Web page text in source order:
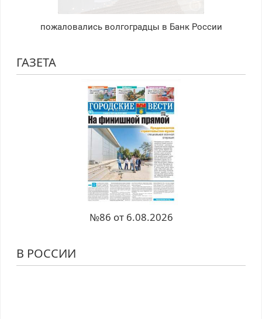
пожаловались волгоградцы в Банк России
ГАЗЕТА
№86 от 6.08.2026
В РОССИИ